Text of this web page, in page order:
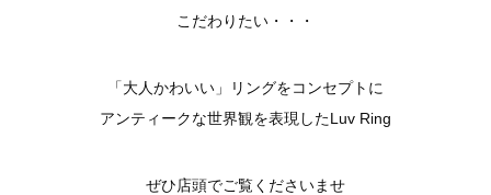
こだわりたい・・・
「大人かわいい」リングをコンセプトに
アンティークな世界観を表現したLuv Ring
ぜひ店頭でご覧くださいませ